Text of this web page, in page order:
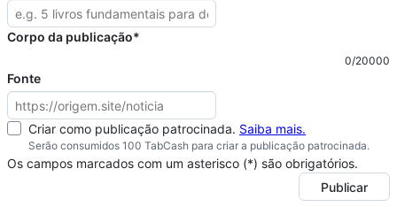
Corpo da publicação*
0/20000
Fonte
Criar como publicação patrocinada. Saiba mais.
Serão consumidos 100 TabCash para criar a publicação patrocinada.
Os campos marcados com um asterisco (*) são obrigatórios.
Publicar